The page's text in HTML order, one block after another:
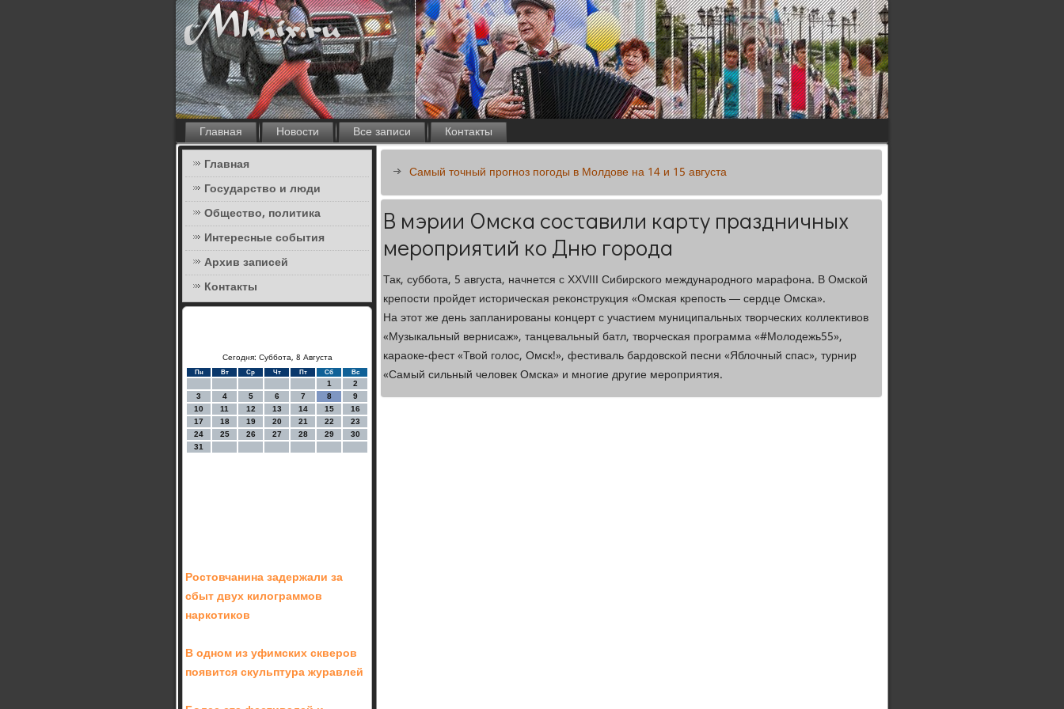
Главная Новости Все записи
Контакты
Главная
Государство и люди
Общество, политика
Интересные события
Архив записей
Контакты
Сегодня: Суббота, 8 Августа
Пн Вт Ср Чт Пт Сб Вс
1
2
3
4 5 6 7 8
9
10
11 12 13 14 15
16
17
18 19 20 21 22
23
24
25 26 27 28 29
30
31
Ростовчанина задержали за
сбыт двух килограммов
наркотиков
В одном из уфимских скверов
появится скульптура журавлей
Самый точный прогноз погоды в Молдове на 14 и 15 августа
В мэрии Омска составили карту праздничных
мероприятий ко Дню города
Так, суббота, 5 августа, начнется с XXVIII Сибирского международного марафона. В Омской
крепости пройдет историческая реконструкция «Омская крепость — сердце Омска».
На этот же день запланированы концерт с участием муниципальных творческих коллективов
«Музыкальный вернисаж», танцевальный батл, творческая программа «#Молодежь55»,
караоке-фест «Твой голос, Омск!», фестиваль бардовской песни «Яблочный спас», турнир
«Самый сильный человек Омска» и многие другие мероприятия.